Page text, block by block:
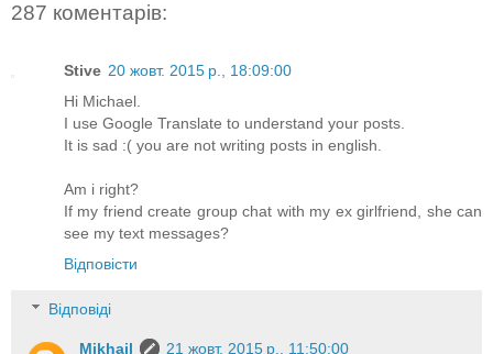
287 коментарів:
Stive 20 жовт. 2015 р., 18:09:00
Hi Michael.
I use Google Translate to understand your posts.
It is sad :( you are not writing posts in english.
Am i right?
If my friend create group chat with my ex girlfriend, she can
see my text messages?
Відповісти
Відповіді
Mikhail
21 жовт. 2015 р., 11:50:00